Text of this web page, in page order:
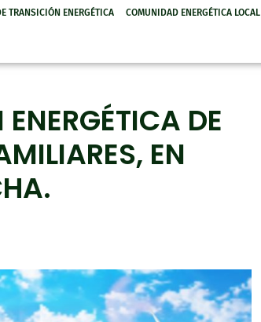
TRANSICIÓN ENERGÉTICA COMUNIDAD ENERGÉTICA LOCAL
DE
EN